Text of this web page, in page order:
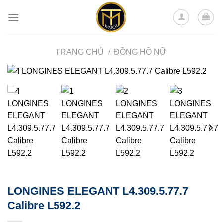
TRANG CHỦ / ĐỒNG HỒ NỮ
LONGINES ELEGANT L4.309.5.77.7
Calibre L592.2